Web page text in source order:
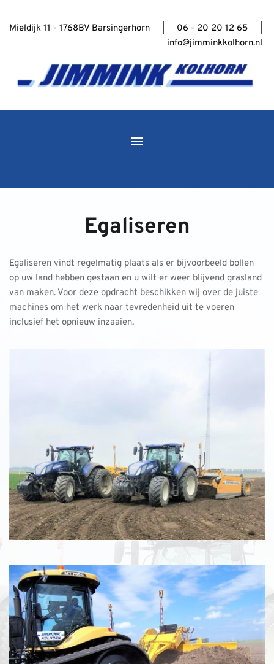
info@jimminkkolhorn.nl
Egaliseren
Egaliseren vindt regelmatig plaats als er bijvoorbeeld bollen
op uw land hebben gestaan en u wilt er weer blijvend grasland
van maken. Voor deze opdracht beschikken wij over de juiste
machines om het werk naar tevredenheid uit te voeren
inclusief het opnieuw inzaaien.